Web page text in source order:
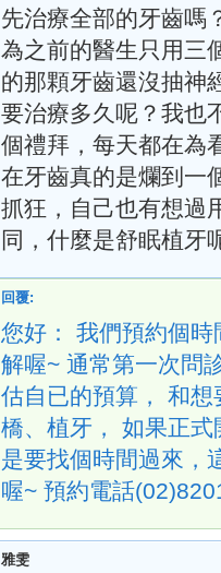
先治療全部的牙齒嗎
為之前的醫生只用三
的那顆牙齒還沒抽神
要治療多久呢？我也
個禮拜，每天都在為
在牙齒真的是爛到一
抓狂，自己也有想過
同，什麼是舒眠植牙
回覆:
您好： 我們預約個
解喔~ 通常第一次問
估自已的預算， 和
橋、植牙， 如果正
是要找個時間過來，
喔~ 預約電話
雅雯